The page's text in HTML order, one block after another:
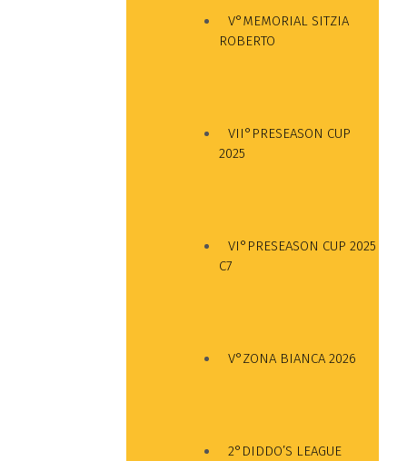
V°MEMORIAL SITZIA
ROBERTO
VII°PRESEASON CUP
2025
VI°PRESEASON CUP 2025
C7
V°ZONA BIANCA 2026
2°DIDDO’S LEAGUE